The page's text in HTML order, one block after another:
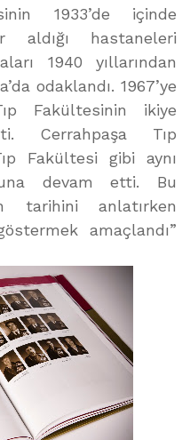
1933’de içinde
aldığı hastaneleri
1940 yıllarından
odaklandı. 1967’ye
Fakültesinin ikiye
Cerrahpaşa Tıp
Fakültesi gibi aynı
devam etti. Bu
tarihini anlatırken
amaçlandı”